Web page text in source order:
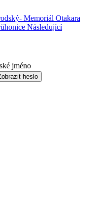
Memoriál Otakara
Následující
jméno
heslo